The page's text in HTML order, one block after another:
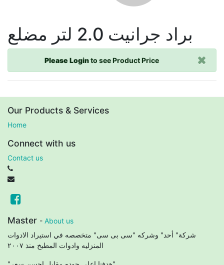
براد جرانيت 2.0 لتر مضلع
Please Loginto see Product Price
Our Products & Services
Home
Connect with us
Contact us
Master - About us
شركة" أحد" وشركه "سى بى سى" متخصصه في استيراد الادوات